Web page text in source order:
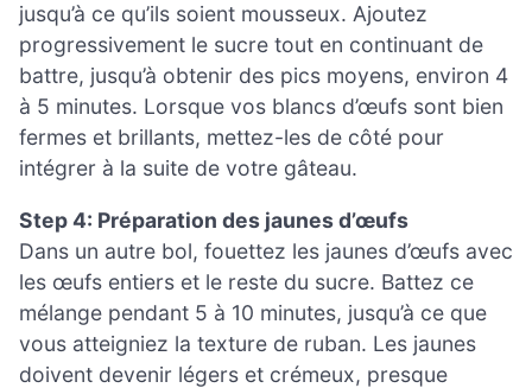
jusqu’à ce qu’ils soient mousseux. Ajoutez
progressivement le sucre tout en continuant de
battre, jusqu’à obtenir des pics moyens, environ 4
à 5 minutes. Lorsque vos blancs d’œufs sont bien
fermes et brillants, mettez-les de côté pour
intégrer à la suite de votre gâteau.
Step 4: Préparation des jaunes d’œufs
Dans un autre bol, fouettez les jaunes d’œufs avec
les œufs entiers et le reste du sucre. Battez ce
mélange pendant 5 à 10 minutes, jusqu’à ce que
vous atteigniez la texture de ruban. Les jaunes
doivent devenir légers et crémeux, presque